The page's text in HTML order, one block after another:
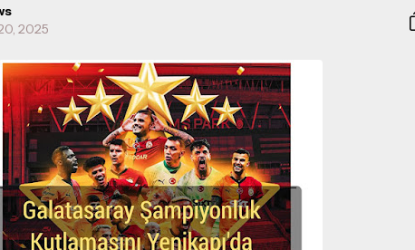
2025
KEMAL CEYHAN: “KÖTÜ
SES YOKTUR, EĞİTİMSİZ
SES VARDIR